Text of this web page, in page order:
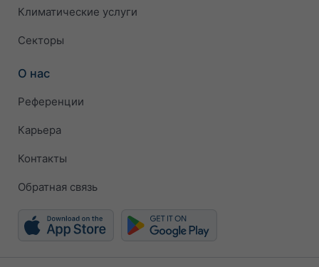
Климатические услуги
Секторы
О нас
Референции
Карьера
Контакты
Обратная связь